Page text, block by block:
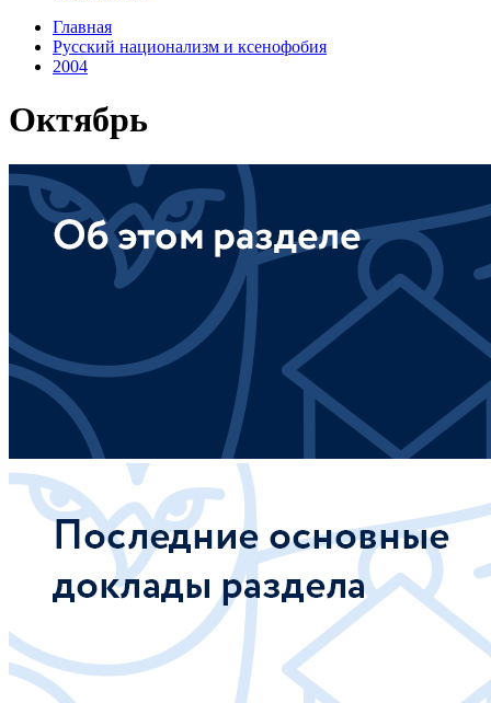
Главная
Русский национализм и ксенофобия
2004
Октябрь